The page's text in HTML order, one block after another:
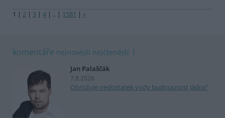
1 | 2 | 3 | 4 | .. | 1581 | »
komentáře nejnovější nejčtenější
Jan Palaščák
7.8.2026
Ohrožuje nedostatek vody budoucnost jádra?